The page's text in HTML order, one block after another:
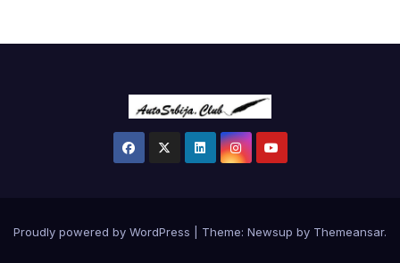
Proudly powered by WordPress Theme: Newsup by Themeansar.